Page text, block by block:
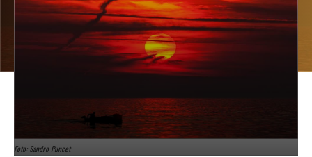
Foto: Sandro Puncet